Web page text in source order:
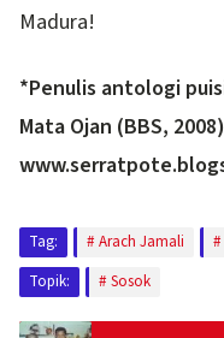
Madura!
*Penulis antologi
Mata Ojan (BBS,
Tag: Arach Jamali
Topik:
Sosok